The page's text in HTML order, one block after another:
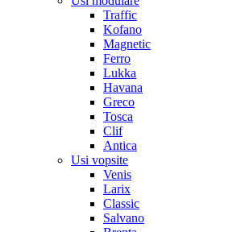
Traffic
Kofano
Magnetic
Ferro
Lukka
Havana
Greco
Tosca
Clif
Antica
Usi vopsite
Venis
Larix
Classic
Salvano